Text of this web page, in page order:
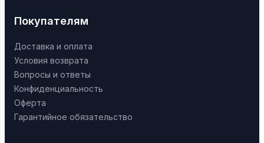
Покупателям
Доставка и оплата
Условия возврата
Вопросы и ответы
Конфиденциальность
Оферта
Гарантийное обязательство